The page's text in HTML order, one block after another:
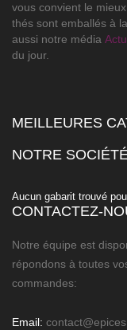
vous convient le
thés sont emballés à
aussi notre média
du jour.
MEILLEURES
NOTRE
Aucun gabarit trouvé
CONTACTEZ-
Notre équipe est
répondons à toutes
commandes:
Email: